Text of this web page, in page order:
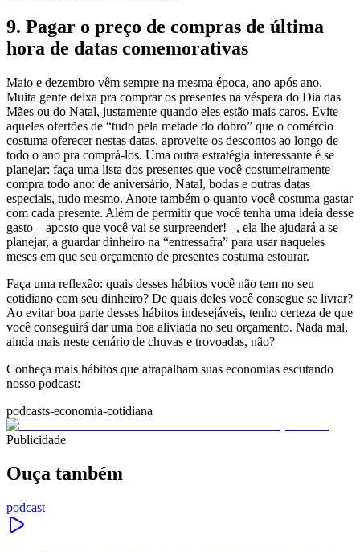
9. Pagar o preço de compras de última
hora de datas comemorativas
Maio e dezembro vêm sempre na mesma época, ano após ano.
Muita gente deixa pra comprar os presentes na véspera do Dia das
Mães ou do Natal, justamente quando eles estão mais caros. Evite
aqueles ofertões de “tudo pela metade do dobro” que o comércio
costuma oferecer nestas datas, aproveite os descontos ao longo de
todo o ano pra comprá-los. Uma outra estratégia interessante é se
planejar: faça uma lista dos presentes que você costumeiramente
compra todo ano: de aniversário, Natal, bodas e outras datas
especiais, tudo mesmo. Anote também o quanto você costuma gastar
com cada presente. Além de permitir que você tenha uma ideia desse
gasto – aposto que você vai se surpreender! –, ela lhe ajudará a se
planejar, a guardar dinheiro na “entressafra” para usar naqueles
meses em que seu orçamento de presentes costuma estourar.
Faça uma reflexão: quais desses hábitos você não tem no seu
cotidiano com seu dinheiro? De quais deles você consegue se livrar?
Ao evitar boa parte desses hábitos indesejáveis, tenho certeza de que
você conseguirá dar uma boa aliviada no seu orçamento. Nada mal,
ainda mais neste cenário de chuvas e trovoadas, não?
Conheça mais hábitos que atrapalham suas economias escutando
nosso podcast:
podcasts-economia-cotidiana
Publicidade
Ouça também
podcast